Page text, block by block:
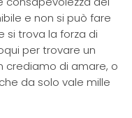
e non si può fare
si trova la forza di
per trovare un
crediamo di amare, o
da solo vale mille